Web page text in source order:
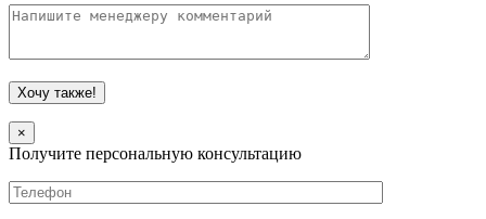
×
Получите персональную консультацию